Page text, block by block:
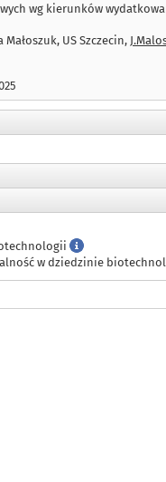
wg kierunków
Małoszuk, US Szczecin,
w dziedzinie